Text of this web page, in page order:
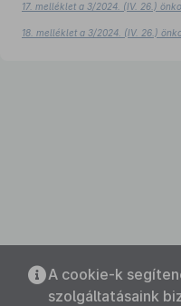
17. melléklet a 3/2024. (IV. 26.)
18. melléklet a 3/2024. (IV. 26.)
A cookie-k
szolgáltatásaink